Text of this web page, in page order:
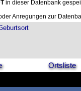
in dieser Datenbank
Anregungen zur
Ortsliste